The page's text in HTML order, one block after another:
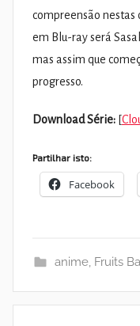
compreensão nestas
em Blu-ray será
mas assim que
progresso.
Download Série: [
Partilhar isto:
Facebook
anime, Fruits